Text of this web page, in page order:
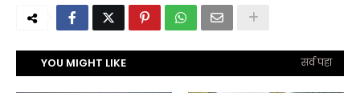
YOU MIGHT LIKE सर्व पहा